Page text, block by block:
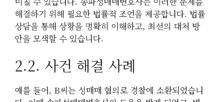
해결하기 위해 필요한 법률적 조언을 제공합니다. 법률
상담을 통해 상황을 명확히 이해하고, 최선의 대처 방
안을 모색할 수 있습니다.
2.2. 사건 해결 사례
예를 들어, B씨는 성매매 혐의로 경찰에 소환되었습니